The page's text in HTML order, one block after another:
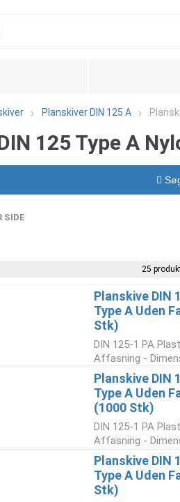
Planskiver DIN 125 A
125 Type A
SIDE
25
Planskive DIN
Type A Uden
Stk)
DIN 125-1 PA
Affasning -
Planskive DIN
Type A Uden
(1000 Stk)
DIN 125-1 PA
Affasning -
Planskive DIN
Type A Uden
Stk)